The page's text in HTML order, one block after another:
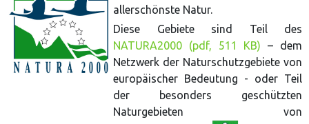
allerschönste Natur.
Diese Gebiete sind Teil des
NATURA2000 (pdf, 511 KB) – dem
Netzwerk der Naturschutzgebiete von
europäischer Bedeutung - oder Teil
der besonders geschützten
Naturgebieten von